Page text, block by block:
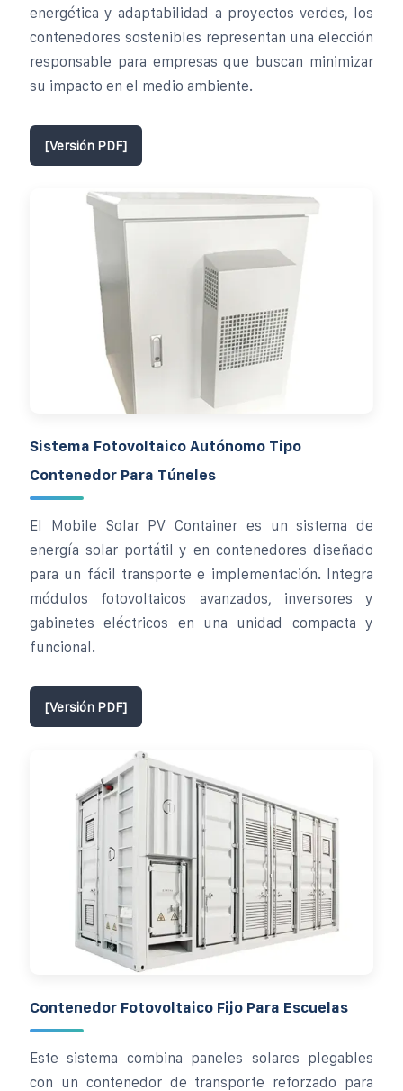
energética y adaptabilidad a proyectos verdes, los
contenedores sostenibles representan una elección
responsable para empresas que buscan minimizar
su impacto en el medio ambiente.
[Versión PDF]
Sistema Fotovoltaico Autónomo Tipo
Contenedor Para Túneles
El Mobile Solar PV Container es un sistema de
energía solar portátil y en contenedores diseñado
para un fácil transporte e implementación. Integra
módulos fotovoltaicos avanzados, inversores y
gabinetes eléctricos en una unidad compacta y
funcional.
[Versión PDF]
Contenedor Fotovoltaico Fijo Para Escuelas
Este sistema combina paneles solares plegables
con un contenedor de transporte reforzado para